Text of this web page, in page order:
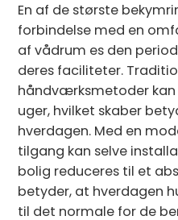
En af de største
forbindelse med en
af vådrum es den
deres faciliteter.
håndværksmetoder
uger, hvilket skaber
hverdagen. Med en
tilgang kan selve
bolig reduceres til et
betyder, at hverdagen
til det normale for de